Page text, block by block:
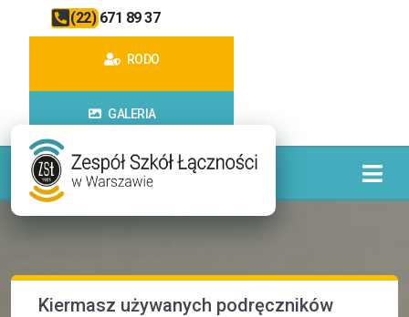
(22) 671 89 37
RODO
GALERIA
Kiermasz używanych podręczników